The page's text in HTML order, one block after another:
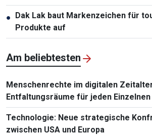
● Dak Lak baut Markenzeichen für
Produkte auf
Am beliebtesten
Menschenrechte im digitalen
Entfaltungsräume für jeden Einzelnen
Technologie: Neue strategische
zwischen USA und Europa